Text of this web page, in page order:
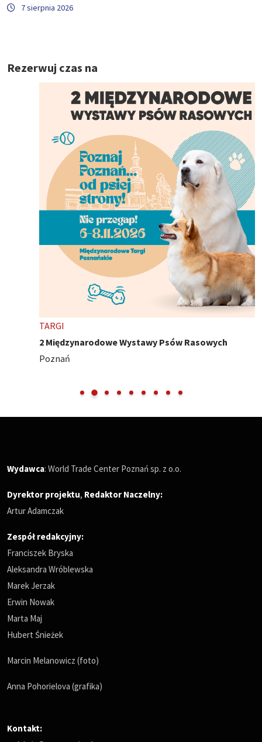
7 sierpnia 2026
Rezerwuj czas na
2 Międzynarodowe Wystawy Psów Rasowych
Wydawca: World Trade Center Poznań sp. z o.o.
Dyrektor projektu, Redaktor Naczelny:
Artur Adamczak
Zespół redakcyjny:
Franciszek Bryska
Aleksandra Wróblewska
Marek Jerzak
Erwin Nowak
Marta Maj
Hubert Śnieżek
Marcin Melanowicz (foto)
Anna Pohorielova (grafika)
Kontakt: